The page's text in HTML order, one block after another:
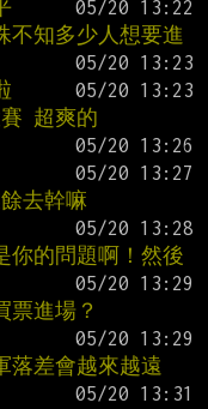
不知多少人想要進
超爽的
去幹嘛
你的問題啊！然後
票進場？
落差會越來越遠